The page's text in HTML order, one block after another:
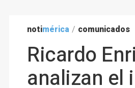
notimérica / comunicados
Ricardo
analizan el